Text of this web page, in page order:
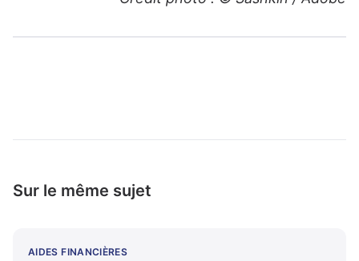
Sur le même sujet
AIDES FINANCIÈRES